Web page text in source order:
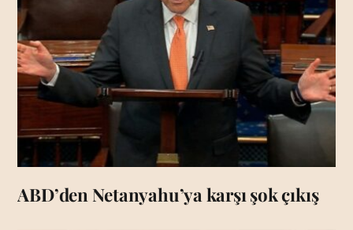
ABD’den Netanyahu’ya karşı şok çıkış